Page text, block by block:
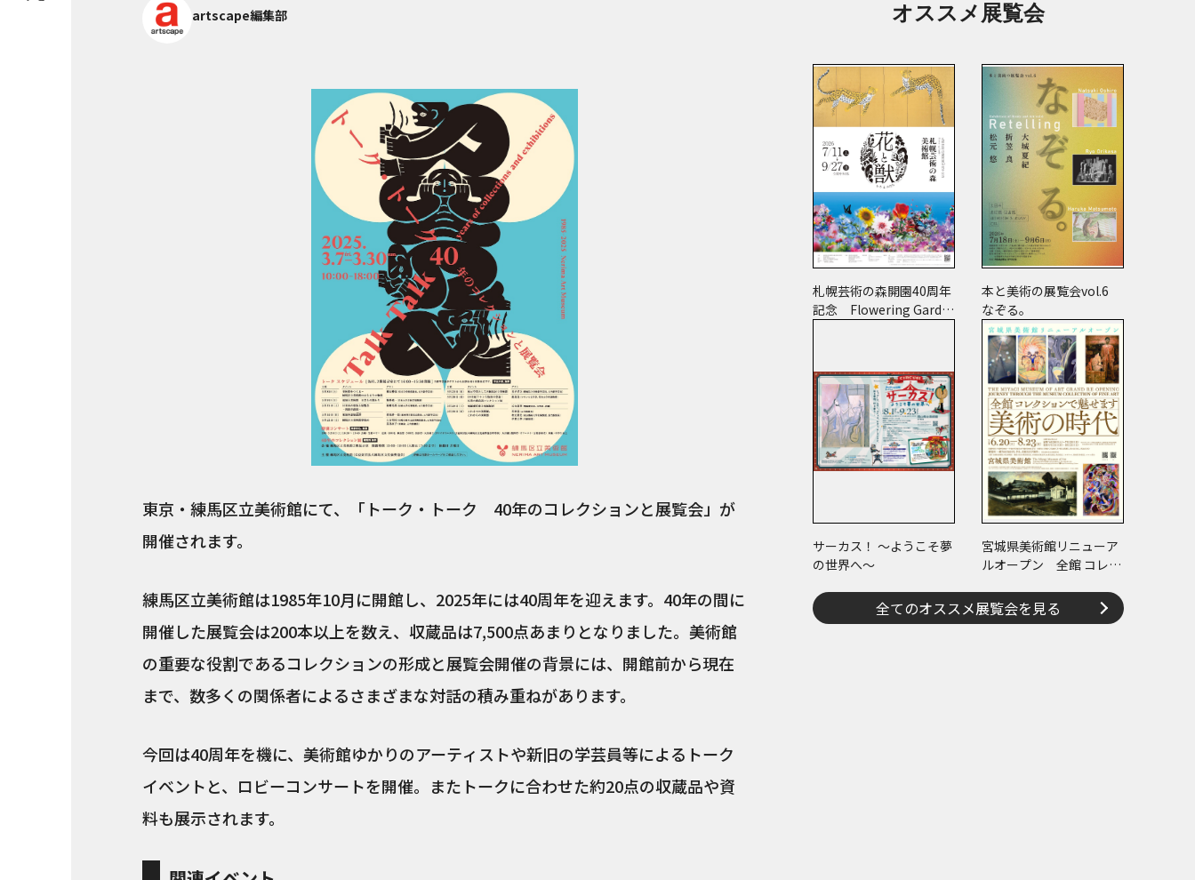
artscape編集部
東京・練馬区立美術館にて、「トーク・トーク 40年のコレクションと展覧会」が
開催されます。
練馬区立美術館は1985年10月に開館し、2025年には40周年を迎えます。40年の間に
開催した展覧会は200本以上を数え、収蔵品は7,500点あまりとなりました。美術館
の重要な役割であるコレクションの形成と展覧会開催の背景には、開館前から現在
まで、数多くの関係者によるさまざまな対話の積み重ねがあります。
今回は40周年を機に、美術館ゆかりのアーティストや新旧の学芸員等によるトーク
イベントと、ロビーコンサートを開催。またトークに合わせた約20点の収蔵品や資
料も展示されます。
オススメ展覧会
札幌芸術の森開園40周年
記念 Flowering Garde
本と美術の展覧会vol.6
なぞる。
サーカス！ ～ようこそ夢
の世界へ～
宮城県美術館リニューア
ルオープン 全館 コレク
の時代
全てのオススメ展覧会を見る